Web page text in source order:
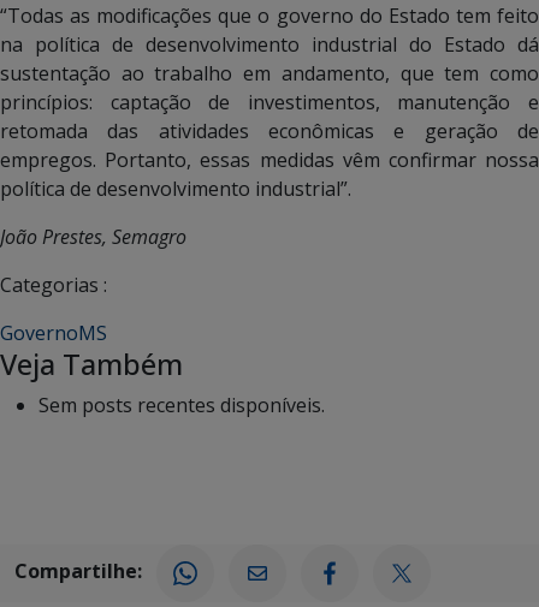
“Todas as modificações que o governo do Estado tem feito
na política de desenvolvimento industrial do Estado dá
sustentação ao trabalho em andamento, que tem como
princípios: captação de investimentos, manutenção e
retomada das atividades econômicas e geração de
empregos. Portanto, essas medidas vêm confirmar nossa
política de desenvolvimento industrial”.
João Prestes, Semagro
Categorias :
GovernoMS
Veja Também
Sem posts recentes disponíveis.
Compartilhe: